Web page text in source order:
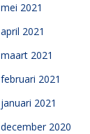
mei 2021
april 2021
maart 2021
februari 2021
januari 2021
december 2020